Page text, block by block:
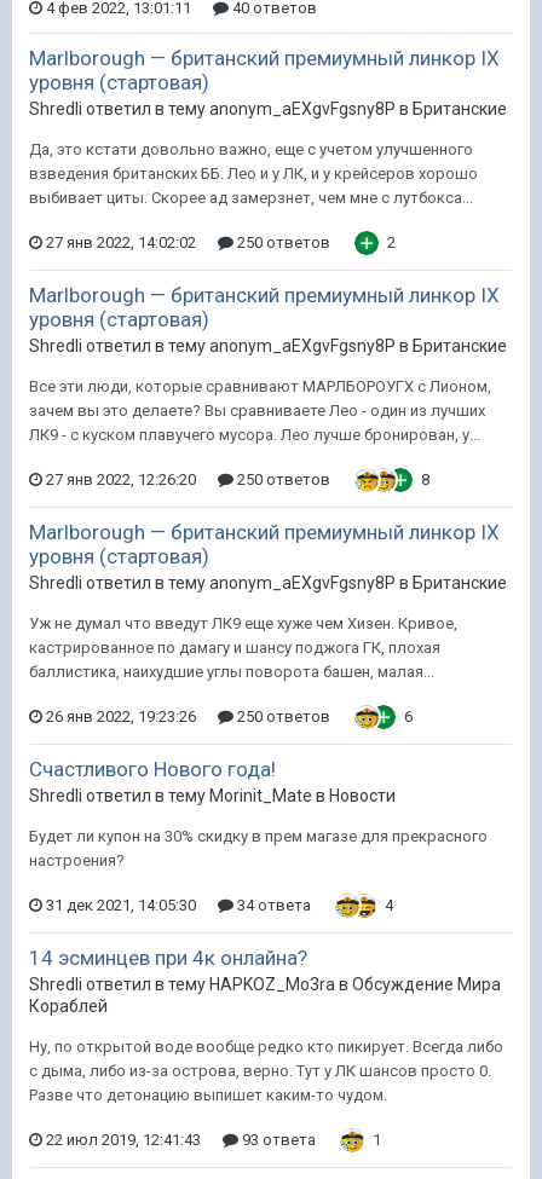
4 фев 2022, 13:01:11 40 ответов
Marlborough — британский премиумный линкор IX
уровня (стартовая)
Shredli ответил в тему anonym_aEXgvFgsny8P в Британские
Да, это кстати довольно важно, еще с учетом улучшенного
взведения британских ББ. Лео и у ЛК, и у крейсеров хорошо
выбивает циты. Скорее ад замерзнет, чем мне с лутбокса...
27 янв 2022, 14:02:02 250 ответов 2
Marlborough — британский премиумный линкор IX
уровня (стартовая)
Shredli ответил в тему anonym_aEXgvFgsny8P в Британские
Все эти люди, которые сравнивают МАРЛБОРОУГХ с Лионом,
зачем вы это делаете? Вы сравниваете Лео - один из лучших
ЛК9 - с куском плавучего мусора. Лео лучше бронирован, у...
27 янв 2022, 12:26:20 250 ответов 8
Marlborough — британский премиумный линкор IX
уровня (стартовая)
Shredli ответил в тему anonym_aEXgvFgsny8P в Британские
Уж не думал что введут ЛК9 еще хуже чем Хизен. Кривое,
кастрированное по дамагу и шансу поджога ГК, плохая
баллистика, наихудшие углы поворота башен, малая...
26 янв 2022, 19:23:26 250 ответов 6
Счастливого Нового года!
Shredli ответил в тему Morinit_Mate в Новости
Будет ли купон на 30% скидку в прем магазе для прекрасного
настроения?
31 дек 2021, 14:05:30 34 ответа 4
14 эсминцев при 4к онлайна?
Shredli ответил в тему HAPKOZ_Mo3ra в Обсуждение Мира
Кораблей
Ну, по открытой воде вообще редко кто пикирует. Всегда либо
с дыма, либо из-за острова, верно. Тут у ЛК шансов просто 0.
Разве что детонацию выпишет каким-то чудом.
22 июл 2019, 12:41:43 93 ответа 1